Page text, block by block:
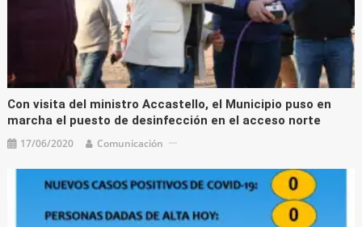
Con visita del ministro Accastello, el Municipio puso en
marcha el puesto de desinfección en el acceso norte
17/06/2020 Comunicación